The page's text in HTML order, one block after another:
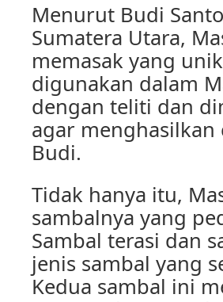
Menurut Budi
Sumatera Utara,
memasak yang
digunakan dalam
dengan teliti dan
agar menghasilkan
Budi.
Tidak hanya itu,
sambalnya yang
Sambal terasi dan
jenis sambal yang
Kedua sambal ini